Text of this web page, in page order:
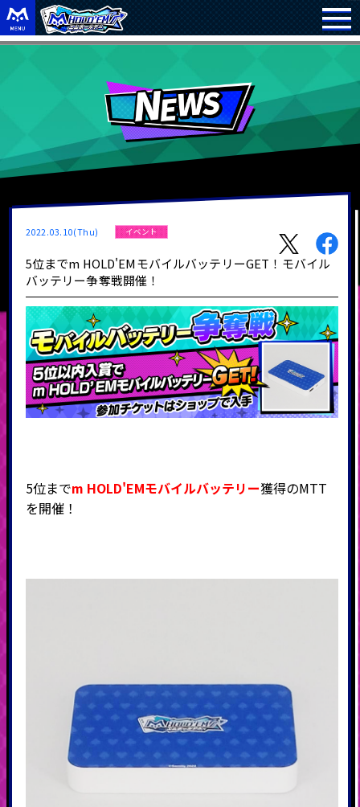
2022.03.10(Thu) イベント
5位までm HOLD'EMモバイルバッテリーGET！モバイル
バッテリー争奪戦開催！
5位までm HOLD'EMモバイルバッテリー獲得のMTT
を開催！